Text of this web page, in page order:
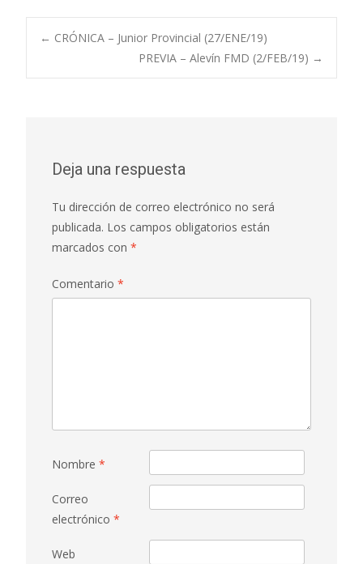
k
A
lp
Navegación
entradas
← CRÓNICA – Junior Provincial (27/ENE/19)
PREVIA – Alevín FMD (2/FEB/19) →
Deja una respuesta
Tu dirección de correo electrónico no será
publicada. Los campos obligatorios están
marcados con *
Comentario *
Nombre *
Correo
electrónico *
Web